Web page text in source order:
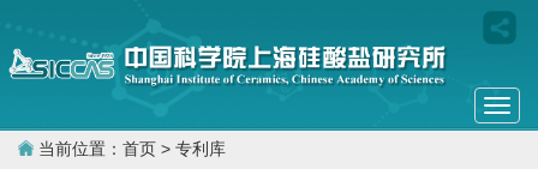
当前位置： 首页 > 专利库